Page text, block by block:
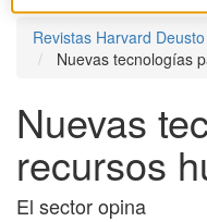
Revistas Harvard Deusto
Nuevas tecnologías
Nuevas
recursos
El sector opina